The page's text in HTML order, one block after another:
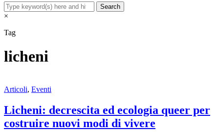
×
Tag
licheni
Articoli, Eventi
Licheni: decrescita ed ecologia queer per
costruire nuovi modi di vivere